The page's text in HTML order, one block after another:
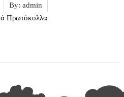
By: admin
Πρωτόκολλα